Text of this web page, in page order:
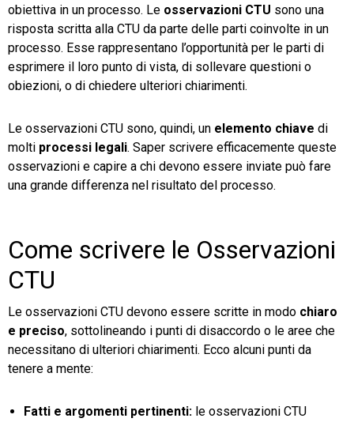
obiettiva in un processo. Le osservazioni CTU sono una
risposta scritta alla CTU da parte delle parti coinvolte in un
processo. Esse rappresentano l’opportunità per le parti di
esprimere il loro punto di vista, di sollevare questioni o
obiezioni, o di chiedere ulteriori chiarimenti.
Le osservazioni CTU sono, quindi, un elemento chiave di
molti processi legali. Saper scrivere efficacemente queste
osservazioni e capire a chi devono essere inviate può fare
una grande differenza nel risultato del processo.
Come scrivere le Osservazioni
CTU
Le osservazioni CTU devono essere scritte in modo chiaro
e preciso, sottolineando i punti di disaccordo o le aree che
necessitano di ulteriori chiarimenti. Ecco alcuni punti da
tenere a mente:
Fatti e argomenti pertinenti: le osservazioni CTU